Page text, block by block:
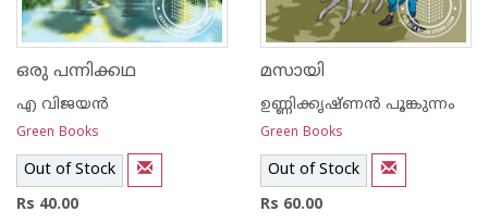
ഒരു പന്നിക്കഥ
എ വിജയന്‍
Green Books
Out of Stock
Rs 40.00
മസായി
ഉണ്ണിക്കൃഷ്ണന്‍ പൂങ്കുന്നം
Green Books
Out of Stock
Rs 60.00